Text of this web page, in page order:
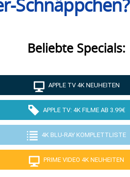
Schnäppchen?
Beliebte Specials:
APPLE TV 4K NEUHEITEN
APPLE TV: 4K FILME AB 3.99€
4K BLU-RAY KOMPLETTLISTE
PRIME VIDEO 4K NEUHEITEN